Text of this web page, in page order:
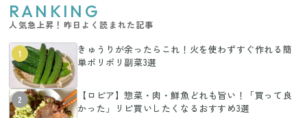
RANKING
人気急上昇！昨日よく読まれた記事
1
きゅうりが余ったらこれ！火を使わずすぐ作れる簡
単ポリポリ副菜3選
2
【ロピア】惣菜・肉・鮮魚どれも旨い！「買って良
かった」リピ買いしたくなるおすすめ3選